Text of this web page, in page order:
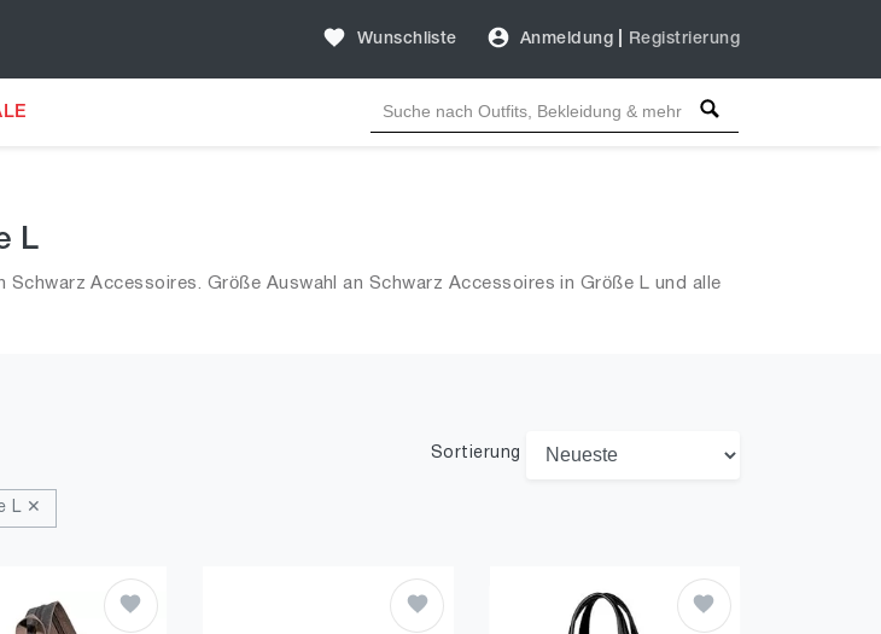
Wunschliste Anmeldung Registrierung
L
Accessoires. Größe Auswahl an Schwarz Accessoires in Größe L und alle
Sortierung
L ✕